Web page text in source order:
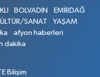
BOLVADİN
EMİRDAĞ
SANAT
YAŞAM
afyon haberleri
dakika
Bilişim